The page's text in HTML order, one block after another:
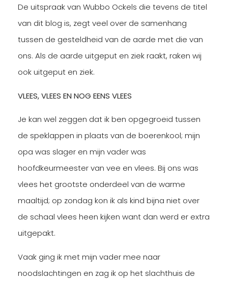
De uitspraak van Wubbo Ockels die tevens de titel
van dit blog is, zegt veel over de samenhang
tussen de gesteldheid van de aarde met die van
ons. Als de aarde uitgeput en ziek raakt, raken wij
ook uitgeput en ziek.
VLEES, VLEES EN NOG EENS VLEES
Je kan wel zeggen dat ik ben opgegroeid tussen
de speklappen in plaats van de boerenkool; mijn
opa was slager en mijn vader was
hoofdkeurmeester van vee en vlees. Bij ons was
vlees het grootste onderdeel van de warme
maaltijd; op zondag kon ik als kind bijna niet over
de schaal vlees heen kijken want dan werd er extra
uitgepakt.
Vaak ging ik met mijn vader mee naar
noodslachtingen en zag ik op het slachthuis de